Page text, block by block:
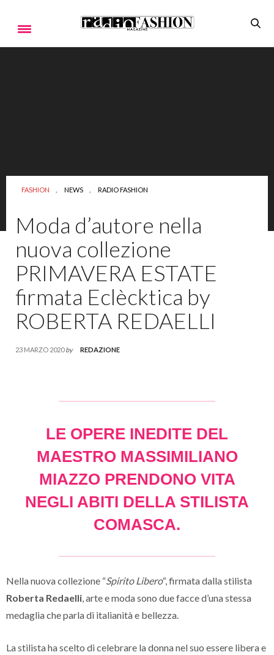
FASHION , NEWS , RADIO FASHION
Moda d’autore nella
nuova collezione
PRIMAVERA ESTATE
firmata Eclècktica by
ROBERTA REDAELLI
23 MARZO 2020 by REDAZIONE
LE OPERE INEDITE DEL
MAESTRO MASSIMILIANO
MIAZZO PRENDONO VITA
NEGLI ABITI DELLA STILISTA
COMASCA.
Nella nuova collezione “Spirito Libero“, firmata dalla stilista
Roberta Redaelli, arte e moda sono due facce d’una stessa
medaglia che parla di italianità e bellezza.
La stilista ha scelto di celebrare la donna nel suo essere libera e